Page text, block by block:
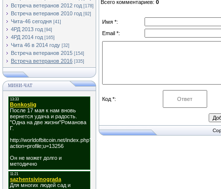
Встреча ветеранов 2012 год [178]
Встреча ветеранов 2010 год [92]
Чита-46 сегодня [41]
4РД 2013 год [94]
4РД 2014 год [165]
Чита 46 в 2014 году [32]
Встреча ветеранов 2015 [154]
Встреча ветеранов 2016 [335]
МИНИ-ЧАТ
Всего комментариев: 0
Имя *:
Email *:
Код *: